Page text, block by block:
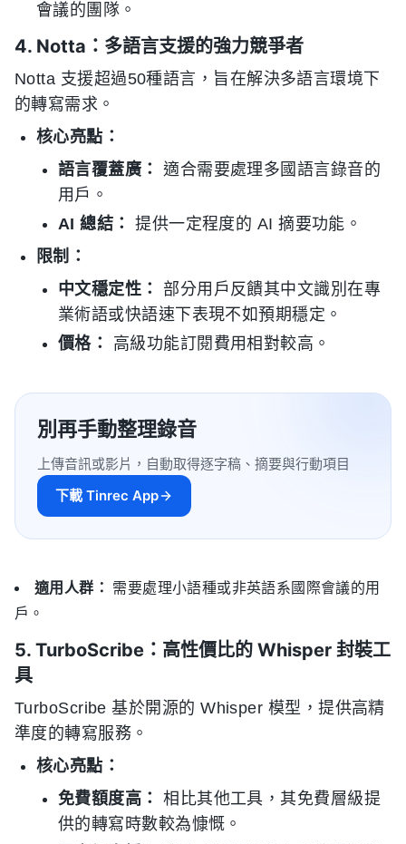
會議的團隊。
4. Notta：多語言支援的強力競爭者
Notta 支援超過50種語言，旨在解決多語言環境下
的轉寫需求。
核心亮點：
語言覆蓋廣：
適合需要處理多國語言錄音的
用戶。
AI 總結：
提供一定程度的 AI 摘要功能。
限制：
中文穩定性：
部分用戶反饋其中文識別在專
業術語或快語速下表現不如預期穩定。
價格：
高級功能訂閱費用相對較高。
別再手動整理錄音
上傳音訊或影片，自動取得逐字稿、摘要與行動項目
下載 Tinrec App
適用人群：
需要處理小語種或非英語系國際會議的用
戶。
5. TurboScribe：高性價比的 Whisper 封裝工
具
TurboScribe 基於開源的 Whisper 模型，提供高精
準度的轉寫服務。
核心亮點：
免費額度高：
相比其他工具，其免費層級提
供的轉寫時數較為慷慨。